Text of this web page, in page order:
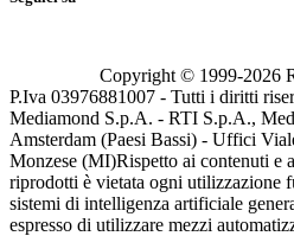
Copyright © 1999-2026
P.Iva 03976881007 - Tutti i diritti
Mediamond S.p.A. - RTI S.p.A.,
Amsterdam (Paesi Bassi) - Uffici
Monzese (MI)Rispetto ai contenuti e
riprodotti è vietata ogni utilizzazione
sistemi di intelligenza artificiale
espresso di utilizzare mezzi